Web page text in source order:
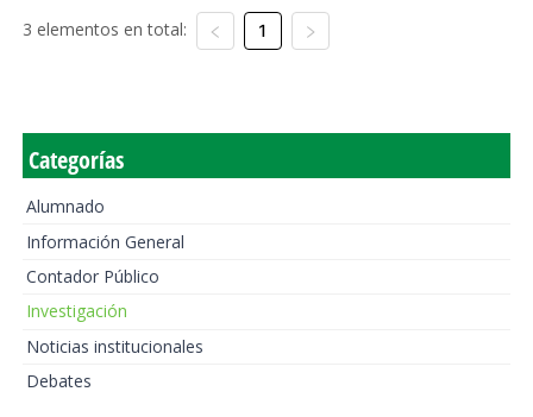
3 elementos en total: 1
Categorías
Alumnado
Información General
Contador Público
Investigación
Noticias institucionales
Debates